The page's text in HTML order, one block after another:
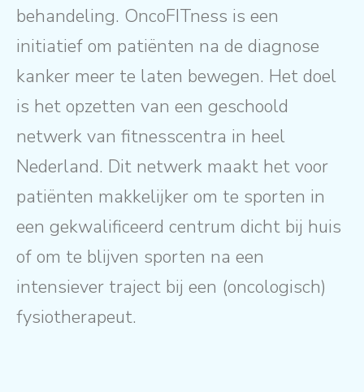
behandeling. OncoFITness is een
initiatief om patiënten na de diagnose
kanker meer te laten bewegen. Het doel
is het opzetten van een geschoold
netwerk van fitnesscentra in heel
Nederland. Dit netwerk maakt het voor
patiënten makkelijker om te sporten in
een gekwalificeerd centrum dicht bij huis
of om te blijven sporten na een
intensiever traject bij een (oncologisch)
fysiotherapeut.